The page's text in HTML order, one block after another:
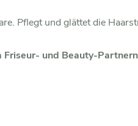
Pflegt und glättet die
Friseur- und Beauty-